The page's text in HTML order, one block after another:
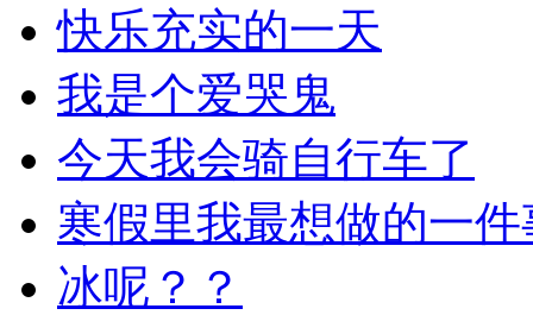
快乐充实的一天
我是个爱哭鬼
今天我会骑自行车了
寒假里我最想做的一件
冰呢？？